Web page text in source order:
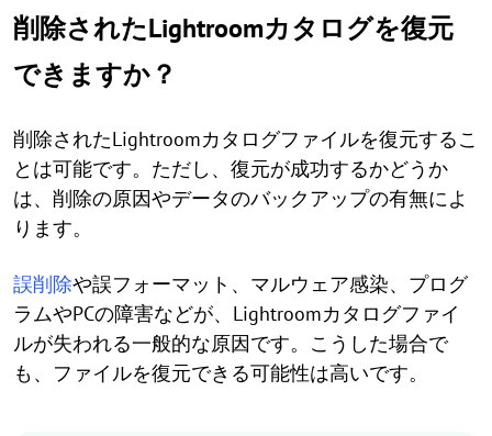
削除されたLightroomカタログを復元
できますか？
削除されたLightroomカタログファイルを復元するこ
とは可能です。ただし、復元が成功するかどうか
は、削除の原因やデータのバックアップの有無によ
ります。
誤削除や誤フォーマット、マルウェア感染、プログ
ラムやPCの障害などが、Lightroomカタログファイ
ルが失われる一般的な原因です。こうした場合で
も、ファイルを復元できる可能性は高いです。